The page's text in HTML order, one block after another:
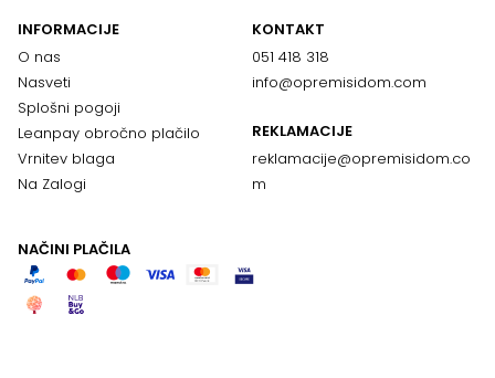
INFORMACIJE
O nas
Nasveti
Splošni pogoji
Leanpay obročno plačilo
Vrnitev blaga
Na Zalogi
KONTAKT
051 418 318
info@opremisidom.com
REKLAMACIJE
reklamacije@opremisidom.co
m
NAČINI PLAČILA